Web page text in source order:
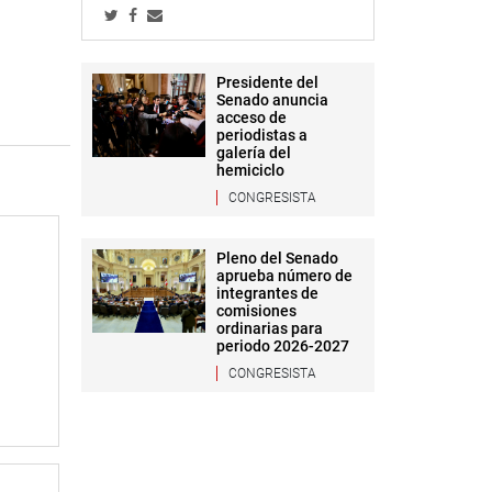
Presidente del
Senado anuncia
acceso de
periodistas a
galería del
hemiciclo
CONGRESISTA
Pleno del Senado
aprueba número de
integrantes de
comisiones
ordinarias para
periodo 2026-2027
CONGRESISTA